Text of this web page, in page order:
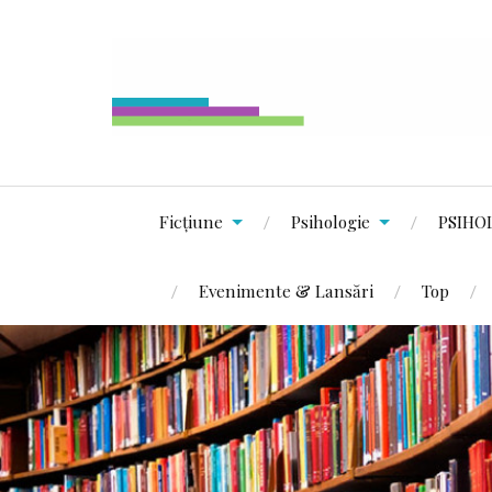
Ficțiune Psihologie
Evenimente & Lansări Top